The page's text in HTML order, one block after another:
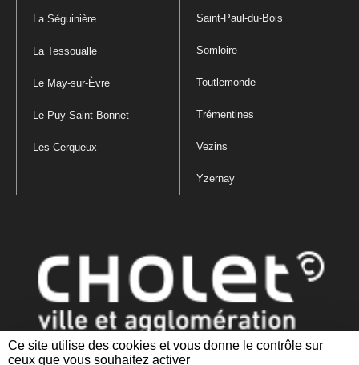
Ce site utilise des cookies et vous donne le contrôle sur
ceux que vous souhaitez activer
La Séguinière
La Tessoualle
Le May-sur-Èvre
Le Puy-Saint-Bonnet
Les Cerqueux
Saint-Paul-du-Bois
Somloire
Toutlemonde
Trémentines
Vezins
Yzernay